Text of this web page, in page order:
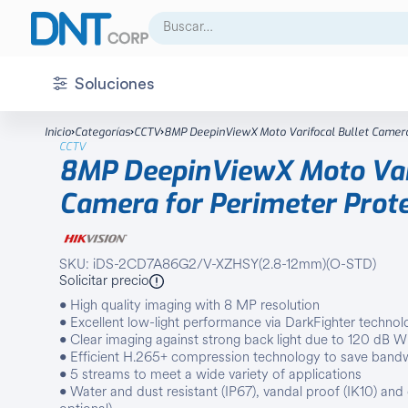
Buscar:
Soluciones
CCTV
Acceso
Audio
Detección
Energía
Infraestructura
Integración
Intrusión
Accesorio
Almacenamiento
Cámara análoga
Cámara térmica
Domo
DVR
Fuente de poder
Inicio Categorías CCTV 8MP DeepinViewX Moto Varifocal Bullet
CCTV
8MP DeepinViewX Moto
Camera for Perimeter
SKU: iDS-2CD7A86G2/V-XZHSY(2.8-12mm)(O-STD)
Solicitar precio
• High quality imaging with 8 MP resolution
• Excellent low-light performance via DarkFighter
• Clear imaging against strong back light due to 120 dB
• Efficient H.265+ compression technology to save
• 5 streams to meet a wide variety of applications
• Water and dust resistant (IP67), vandal proof (IK10)